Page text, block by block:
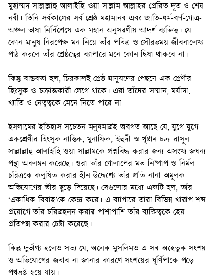
মুহাম্মদ সাল্লাল্লাহু আলাইহি ওয়া সাল্লাম আল্লাহর প্রেরিত দূত ও শেষ
নবী। তিনি সর্বকালের সর্ব শ্রেষ্ঠ মহামানব এবং জাতি-ধর্ম-বর্ণ-গোত্র-
অঞ্চল-ভাষা নির্বিশেষে এক মহান অনুসরণীয় আদর্শ ব্যক্তিত্ব। যে
কোন মানুষ নিরপেক্ষ মন নিয়ে তাঁর পবিত্র ও সৌরভময় জীবনালেখ্য
পাঠ করলে তাঁর শ্রেষ্ঠত্বের ব্যাপারে মনে কোন দ্বিধা থাকবে না।
কিন্তু বাস্তবতা হল, চিরকালই শ্রেষ্ঠ মানুষদের পেছনে এক শ্রেণীর
হিংসুক ও চক্রান্তকারী লেগে থাকে। এরা তাঁদের সম্মান, মর্যাদা,
খ্যাতি ও নেতৃত্বকে মেনে নিতে পারে না।
ইসলামের ইতিহাস সচেতন মনুষমাত্রই অবগত আছে যে, যুগে যুগে
একশ্রেণীর হিংসুক নাস্তিক, মুনাফিক, ইহুদী ও খৃষ্টান চক্র রাসূল
সাল্লাল্লাহু আলাইহি ওয়া সাল্লামকে প্রশ্নবিদ্ধ করার জন্য অসংখ্য জঘন্য
পন্থা অবলম্বন করেছে। ওরা তাঁর গোলাপের মত নিষ্পাপ ও নির্মল
চরিত্রকে কলুষিত করার হীন উদ্দেশ্যে তাঁর প্রতি নানা অমূলক
অভিযোগের তীর ছুড়ে দিয়েছে। সেগুলোর মধ্যে একটি হল, তাঁর
‘একাধিক বিবাহ’কে কেন্দ্র করে। এ ব্যাপারে তারা বিভিন্ন খারাপ শব্দ
প্রয়োগে তাঁর চরিত্রহনন করার পাশাপাশি তাঁর ব্যক্তিত্বকে হেয়
প্রতিপন্ন করার চেষ্টা করেছে।
কিন্তু দুর্ভাগ্য হলেও সত্য যে, অনেক মুসলিমও এ সব অহেতুক সংশয়
ও অভিযোগের জবাব না জানার কারণে সংশয়ের ঘূর্ণিপাকে পড়ে
পথভ্রষ্ট হয়ে যায়।